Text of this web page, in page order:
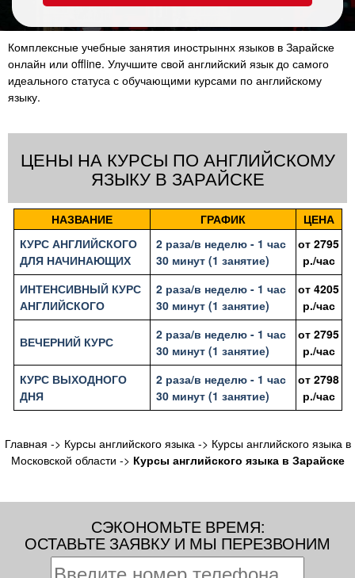
Комплексные учебные занятия инострыннх языков в Зарайске
онлайн или offline. Улучшите свой английский язык до самого
идеального статуса с обучающими курсами по английскому
языку.
ЦЕНЫ НА КУРСЫ ПО АНГЛИЙСКОМУ
ЯЗЫКУ В ЗАРАЙСКЕ
НАЗВАНИЕ ГРАФИК
ЦЕНА
КУРС АНГЛИЙСКОГО
ДЛЯ НАЧИНАЮЩИХ
2 раза/в неделю - 1 час
30 минут (1 занятие)
от 2795
р./час
ИНТЕНСИВНЫЙ КУРС
АНГЛИЙСКОГО
2 раза/в неделю - 1 час
30 минут (1 занятие)
от 4205
р./час
ВЕЧЕРНИЙ КУРС
2 раза/в неделю - 1 час
30 минут (1 занятие)
от 2795
р./час
КУРС ВЫХОДНОГО
ДНЯ
2 раза/в неделю - 1 час
30 минут (1 занятие)
от 2798
р./час
Главная -> Курсы английского языка-> Курсы английского языка в
Московской области -> Курсы английского языка в Зарайске
СЭКОНОМЬТЕ ВРЕМЯ:
ОСТАВЬТЕ ЗАЯВКУ И МЫ ПЕРЕЗВОНИМ